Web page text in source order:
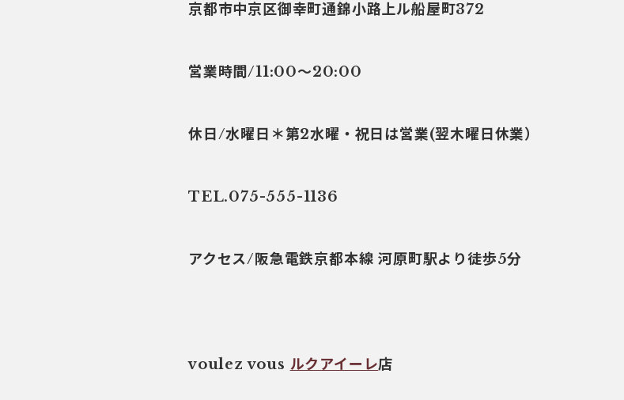
京都市中京区御幸町通錦小路上ル船屋町372
営業時間/11:00～20:00
休日/水曜日＊第2水曜・祝日は営業(翌木曜日休業）
TEL.075-555-1136
アクセス/阪急電鉄京都本線 河原町駅より徒歩5分
voulez vous ルクアイーレ店